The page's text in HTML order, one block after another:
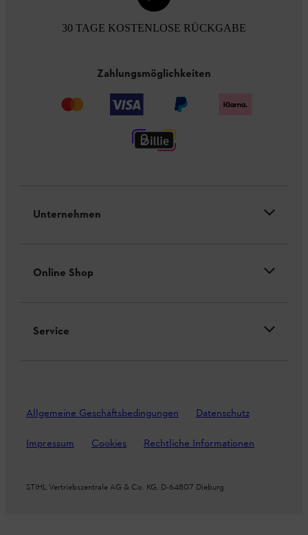
30 TAGE KOSTENLOSE RÜCKGABE
Zahlungsmöglichkeiten
Unternehmen
Online Shop
Service
Allgemeine Geschäftsbedingungen Datenschutz
Impressum Cookies Rechtliche Informationen
STIHL Vertriebszentrale AG & Co. KG, D-64807 Dieburg